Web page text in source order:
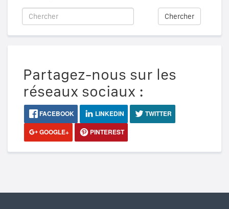
Chercher
Partagez-nous sur les
réseaux sociaux :
FACEBOOK LINKEDIN
TWITTER
GOOGLE+
PINTEREST